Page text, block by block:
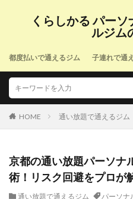
くらしかる パー
ルジム
都度払いで通えるジム 子連れで通
HOME 通い放題で通えるジム
京都の通い放題パーソナ
術！リスク回避をプロが
通い放題で通えるジム パーソナ